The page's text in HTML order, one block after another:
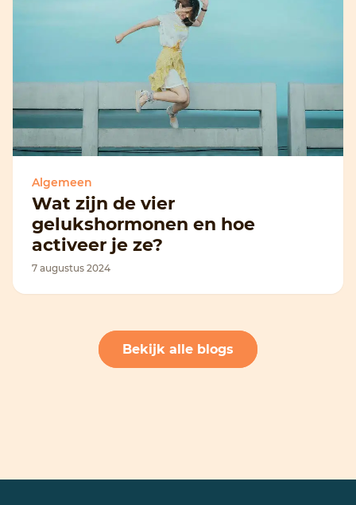
Algemeen
Wat zijn de vier
gelukshormonen en hoe
activeer je ze?
7 augustus 2024
Bekijk alle blogs